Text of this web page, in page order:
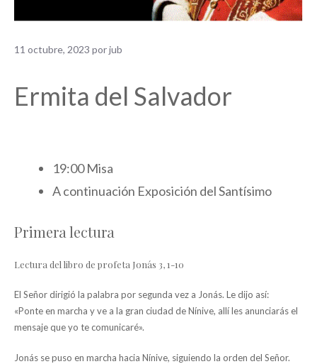
11 octubre, 2023 porjub
Ermita del Salvador
19:00 Misa
A continuación Exposición del Santísimo
Primera lectura
Lectura del libro de profeta Jonás 3, 1-10
El Señor dirigió la palabra por segunda vez a Jonás. Le dijo así:
«Ponte en marcha y ve a la gran ciudad de Nínive, allí les anunciarás el
mensaje que yo te comunicaré».
Jonás se puso en marcha hacia Nínive, siguiendo la orden del Señor.